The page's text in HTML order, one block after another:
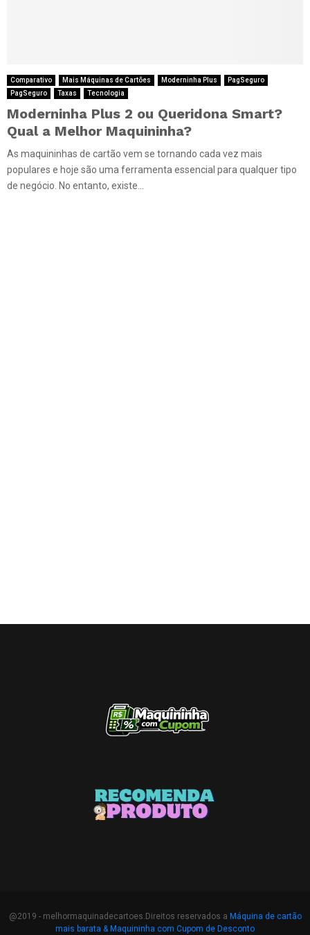
Comparativo Mais Máquinas de Cartões Moderninha Plus
PagSeguro
PagSeguro
Taxas Tecnologia
Moderninha Plus 2 ou Queridona Smart?
Qual a Melhor Maquininha?
As maquininhas de cartão vem se tornando cada vez mais
populares e hoje são uma ferramenta essencial para qualquer tipo
de negócio. No entanto, existe...
@2019 - melhormaquinadecartoes.Direitos reservados a Máquina de cartão
mais barata & Maquininha com Cupom de Desconto